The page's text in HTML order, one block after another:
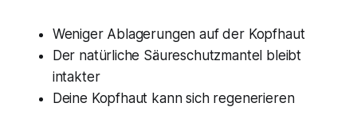
Weniger Ablagerungen auf der Kopfhaut
Der natürliche Säureschutzmantel bleibt
intakter
Deine Kopfhaut kann sich regenerieren